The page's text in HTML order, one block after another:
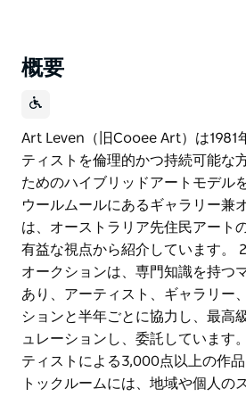
概要
Art Leven（旧Cooee Art）は1981
ティストを倫理的かつ持続可能な
ためのハイブリッドアートモデル
ウールムールにあるギャラリー兼
は、オーストラリア先住民アート
有益な視点から紹介しています。
オークションは、専門知識を持つ
あり、アーティスト、ギャラリー
ションと半年ごとに協力し、最高
ュレーションし、委託しています
ティストによる3,000点以上の作
トックルームには、地域や個人の